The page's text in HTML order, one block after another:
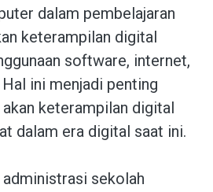
dalam pembelajaran
keterampilan digital
software, internet,
ini menjadi penting
keterampilan digital
dalam era digital saat ini.
sekolah